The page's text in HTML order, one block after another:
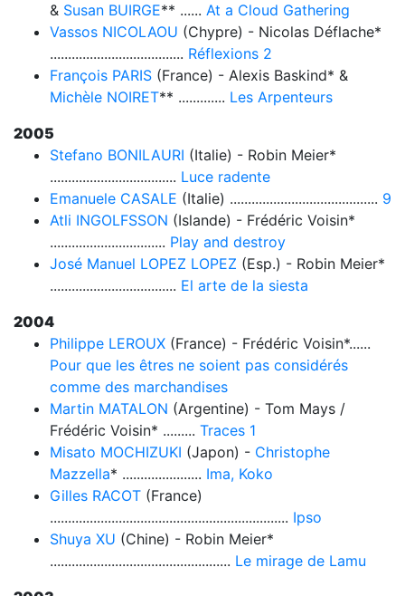
& Susan BUIRGE** ...... At a Cloud Gathering
Vassos NICOLAOU (Chypre) - Nicolas Déflache*
..................................... Réflexions 2
François PARIS (France) - Alexis Baskind* &
Michèle NOIRET** ............. Les Arpenteurs
2005
Stefano BONILAURI (Italie) - Robin Meier*
................................... Luce radente
Emanuele CASALE (Italie) ......................................... 9
Atli INGOLFSSON (Islande) - Frédéric Voisin*
................................ Play and destroy
José Manuel LOPEZ LOPEZ (Esp.) - Robin Meier*
................................... El arte de la siesta
2004
Philippe LEROUX (France) - Frédéric Voisin*......
Pour que les êtres ne soient pas considérés
comme des marchandises
Martin MATALON (Argentine) - Tom Mays /
Frédéric Voisin* ......... Traces 1
Misato MOCHIZUKI (Japon) - Christophe
Mazzella* ...................... Ima, Koko
Gilles RACOT (France)
.................................................................. Ipso
Shuya XU (Chine) - Robin Meier*
.................................................. Le mirage de Lamu